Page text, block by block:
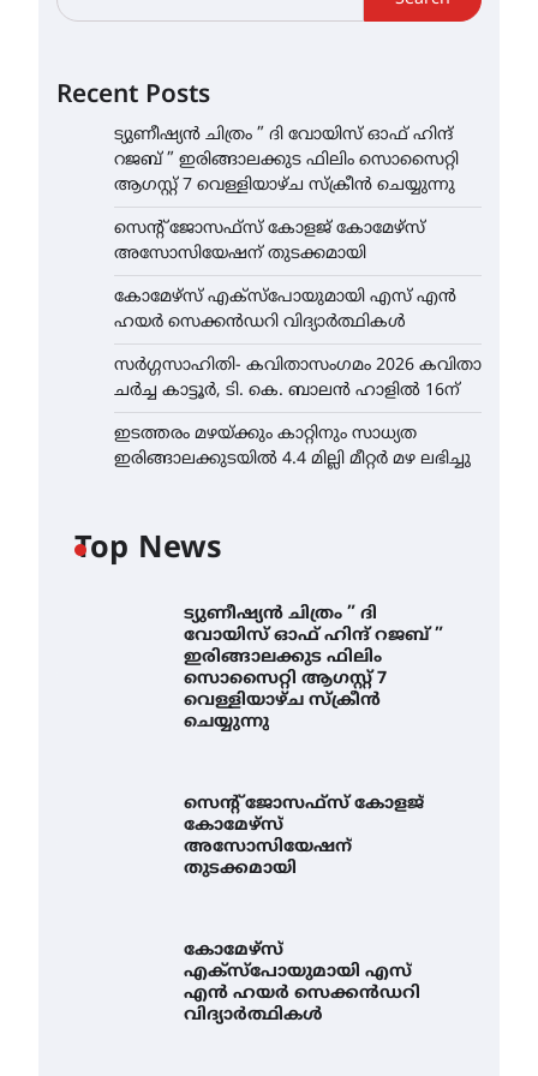
Recent Posts
ട്യുണീഷ്യൻ ചിത്രം ” ദി വോയിസ് ഓഫ് ഹിന്ദ്
റജബ് ” ഇരിങ്ങാലക്കുട ഫിലിം സൊസൈറ്റി
ആഗസ്റ്റ് 7 വെള്ളിയാഴ്ച സ്‌ക്രീൻ ചെയ്യുന്നു
സെന്റ് ജോസഫ്സ് കോളജ് കോമേഴ്‌സ്
അസോസിയേഷന് തുടക്കമായി
കോമേഴ്സ് എക്സ്പോയുമായി എസ് എൻ
ഹയർ സെക്കൻഡറി വിദ്യാർത്ഥികൾ
സർഗ്ഗസാഹിതി- കവിതാസംഗമം 2026 കവിതാ
ചർച്ച കാട്ടൂർ, ടി. കെ. ബാലൻ ഹാളിൽ 16ന്
ഇടത്തരം മഴയ്ക്കും കാറ്റിനും സാധ്യത
ഇരിങ്ങാലക്കുടയിൽ 4.4 മില്ലി മീറ്റർ മഴ ലഭിച്ചു
Top News
ട്യുണീഷ്യൻ ചിത്രം ” ദി
വോയിസ് ഓഫ് ഹിന്ദ് റജബ് ”
ഇരിങ്ങാലക്കുട ഫിലിം
സൊസൈറ്റി ആഗസ്റ്റ് 7
വെള്ളിയാഴ്ച സ്‌ക്രീൻ
ചെയ്യുന്നു
സെന്റ് ജോസഫ്സ് കോളജ്
കോമേഴ്‌സ്
അസോസിയേഷന്
തുടക്കമായി
കോമേഴ്സ്
എക്സ്പോയുമായി എസ്
എൻ ഹയർ സെക്കൻഡറി
വിദ്യാർത്ഥികൾ